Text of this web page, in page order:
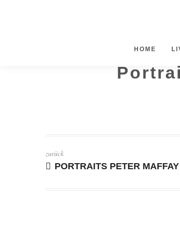
HOME
zurück
PORTRAITS PETER